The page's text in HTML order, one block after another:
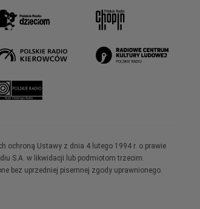
ochroną Ustawy z dnia 4 lutego 1994 r. o prawie
S.A. w likwidacji lub podmiotom trzecim.
bez uprzedniej pisemnej zgody uprawnionego.